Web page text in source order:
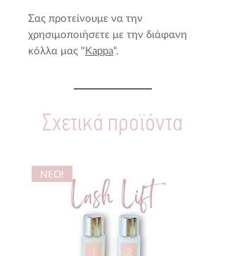
Σας προτείνουμε να την
χρησιμοποιήσετε με την διάφανη
κόλλα μας "Kappa".
Σχετικά προϊόντα
NEO!